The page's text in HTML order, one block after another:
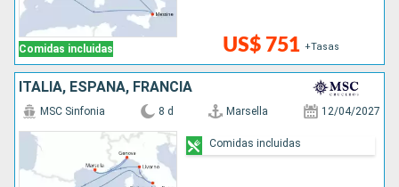
Comidas incluidas US$ 751 +Tasas
ITALIA, ESPAÑA, FRANCIA
MSC Sinfonia 8 d Marsella 12/04/2027
Comidas incluidas